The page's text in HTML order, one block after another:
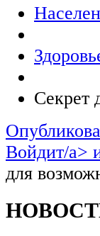
Секрет
Войдит/a>
для